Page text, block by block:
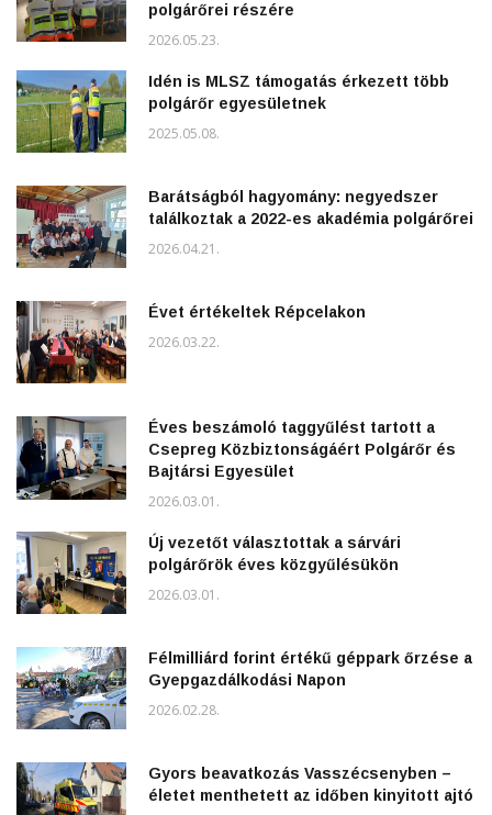
polgárőrei részére
2026.05.23.
Idén is MLSZ támogatás érkezett több
polgárőr egyesületnek
2025.05.08.
Barátságból hagyomány: negyedszer
találkoztak a 2022-es akadémia polgárőrei
2026.04.21.
Évet értékeltek Répcelakon
2026.03.22.
Éves beszámoló taggyűlést tartott a
Csepreg Közbiztonságáért Polgárőr és
Bajtársi Egyesület
2026.03.01.
Új vezetőt választottak a sárvári
polgárőrök éves közgyűlésükön
2026.03.01.
Félmilliárd forint értékű géppark őrzése a
Gyepgazdálkodási Napon
2026.02.28.
Gyors beavatkozás Vasszécsenyben –
életet menthetett az időben kinyitott ajtó